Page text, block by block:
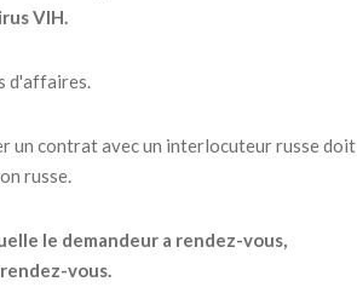
VIH.
d'affaires.
un contrat avec un interlocuteur russe doit
russe.
le demandeur a rendez-vous,
vous.